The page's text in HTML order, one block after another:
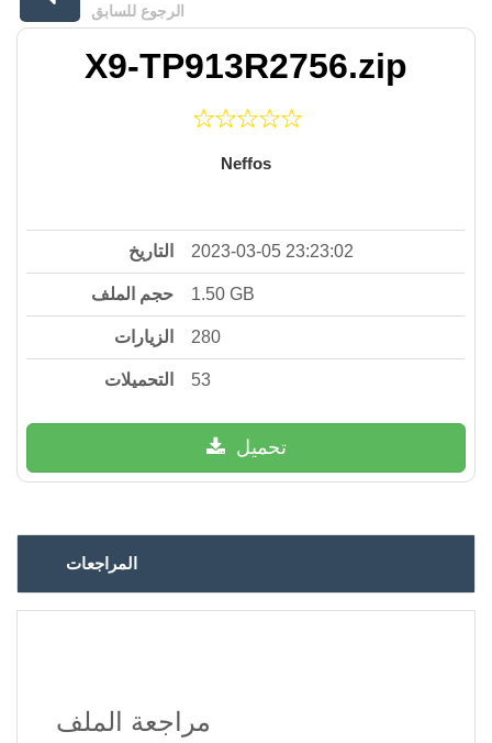
الرجوع للسابق
X9-TP913R2756.zip
Neffos
التاريخ 2023-03-05 23:23:02
حجم الملف 1.50 GB
الزيارات 280
التحميلات 53
تحميل
المراجعات
مراجعة الملف